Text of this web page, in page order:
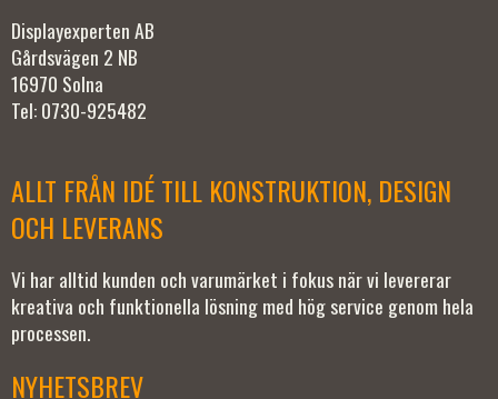
Displayexperten AB
Gårdsvägen 2 NB
16970 Solna
Tel: 0730-925482
ALLT FRÅN IDÉ TILL KONSTRUKTION, DESIGN
OCH LEVERANS
Vi har alltid kunden och varumärket i fokus när vi levererar
kreativa och funktionella lösning med hög service genom hela
processen.
NYHETSBREV